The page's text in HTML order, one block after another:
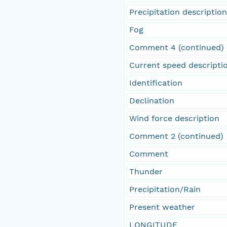
Precipitation description
Fog
Comment 4 (continued)
Current speed
Identification
Declination
Wind force description
Comment 2 (continued)
Comment
Thunder
Precipitation/Rain
Present weather
LONGITUDE